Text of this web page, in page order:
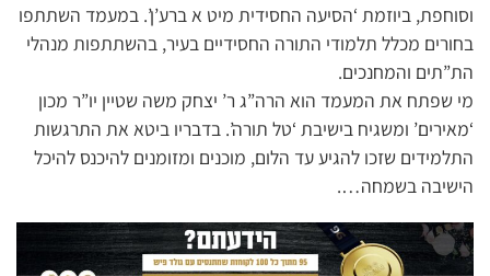
וסוחפת, ביוזמת ‘הסיעה החסידית מיט א ברע’ן’. במעמד השתתפו
בחורים מכלל תלמודי התורה החסידיים בעיר, בהשתתפות מנהלי
הת”תים והמחנכים.
מי שפתח את המעמד הוא הרה”ג ר’ יצחק משה שטיין יו”ר מכון
‘מאירים’ ומשגיח בישיבת ‘טל תורה’. בדבריו ביטא את התרגשות
התלמידים שזכו להגיע עד הלום, מוכנים ומזומנים להיכנס להיכל
הישיבה בשמחה….